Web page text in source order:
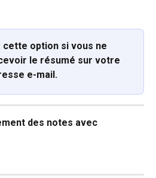
option si vous ne
le résumé sur votre
e-mail.
des notes avec